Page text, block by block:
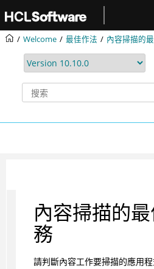
Welcome 最佳作法 內容掃描的
內容掃描的
務
請判斷內容工作要掃描的應用